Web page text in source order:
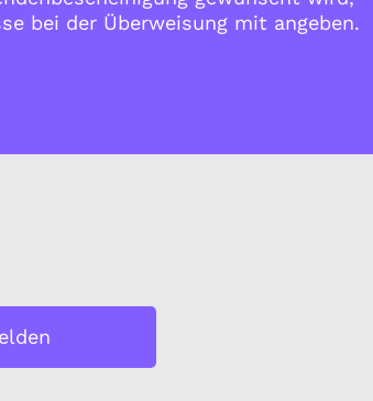
bei der Überweisung mit angeben.